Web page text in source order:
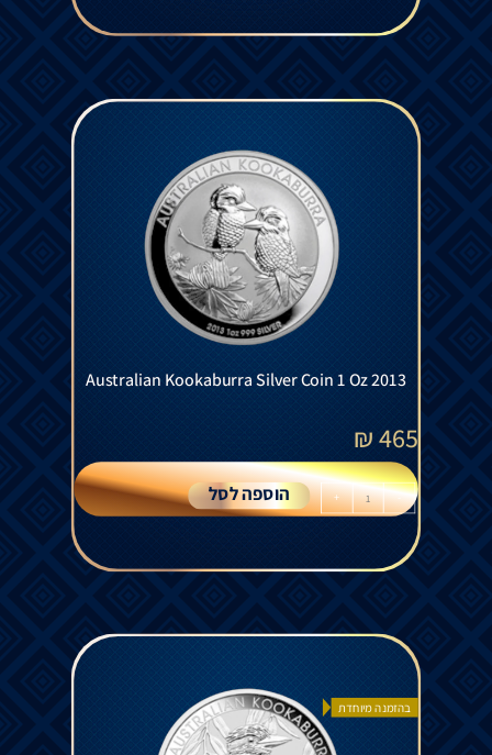
Australian Kookaburra Silver Coin 1 Oz 2013
465
₪
-
+ הוספה לסל
בהזמנה מיוחדת